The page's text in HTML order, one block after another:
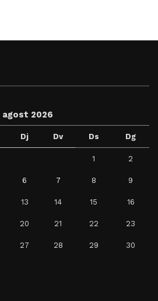
agost 2026
Dj Dv Ds Dg
1 2
6 7 8 9
13 14 15 16
20 21 22 23
27 28 29 30